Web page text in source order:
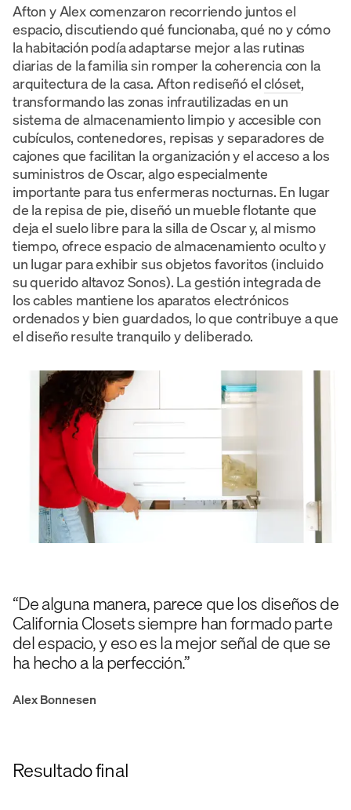
Afton y Alex comenzaron recorriendo juntos el
espacio, discutiendo qué funcionaba, qué no y cómo
la habitación podía adaptarse mejor a las rutinas
diarias de la familia sin romper la coherencia con la
arquitectura de la casa. Afton rediseñó elclóset,
transformando las zonas infrautilizadas en un
sistema de almacenamiento limpio y accesible con
cubículos, contenedores, repisas y separadores de
cajones que facilitan la organización y el acceso a los
suministros de Oscar, algo especialmente
importante para tus enfermeras nocturnas. En lugar
de la repisa de pie, diseñó un mueble flotante que
deja el suelo libre para la silla de Oscar y, al mismo
tiempo, ofrece espacio de almacenamiento oculto y
un lugar para exhibir sus objetos favoritos (incluido
su querido altavoz Sonos). La gestión integrada de
los cables mantiene los aparatos electrónicos
ordenados y bien guardados, lo que contribuye a que
el diseño resulte tranquilo y deliberado.
“De alguna manera, parece que los diseños de
California Closets siempre han formado parte
del espacio, y eso es la mejor señal de que se
ha hecho a la perfección.”
Alex Bonnesen
Resultado final